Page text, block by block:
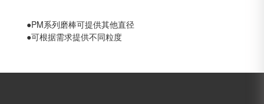
●PM系列磨棒可提供其他直径
●可根据需求提供不同粒度